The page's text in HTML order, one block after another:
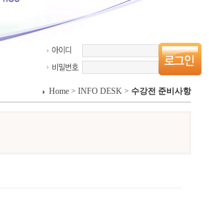
Home > INFO DESK > 수강전 준비사항